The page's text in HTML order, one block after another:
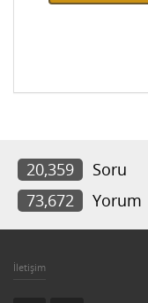
20,359 Soru
73,672
Yorum
İletişim